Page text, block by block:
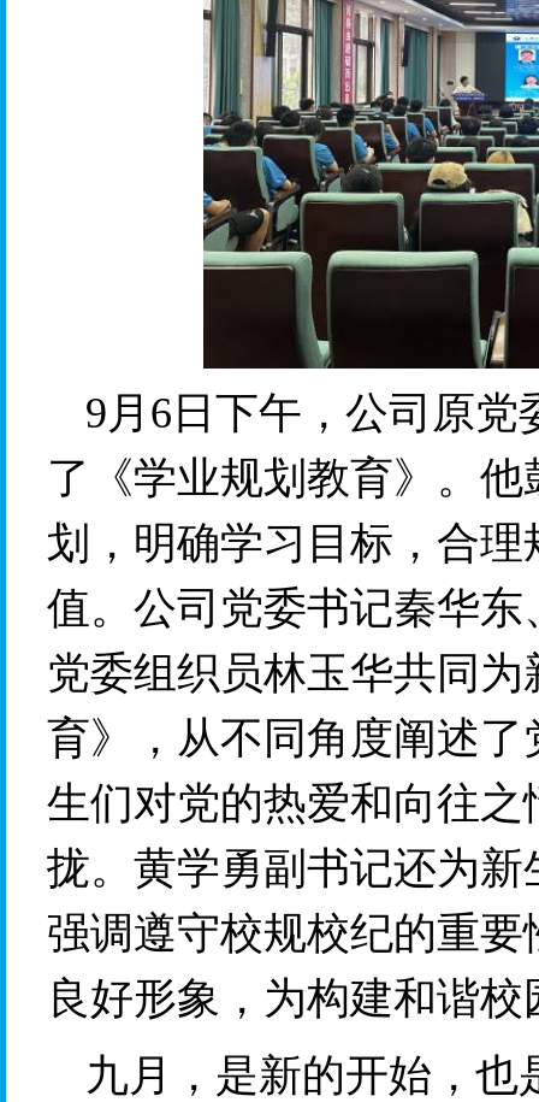
9月6日下午，公司原
了《学业规划教育》。
划，明确学习目标，合
值。公司党委书记秦华
党委组织员林玉华共同
育》，从不同角度阐述
生们对党的热爱和向往
拢。黄学勇副书记还为
强调遵守校规校纪的重
良好形象，为构建和谐
九月，是新的开始，也